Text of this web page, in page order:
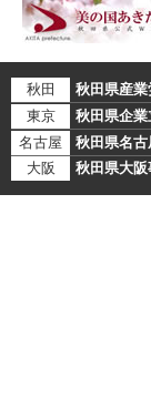
秋田 秋田県産
東京
秋田県企
名古屋
秋田県名
大阪
秋田県大阪